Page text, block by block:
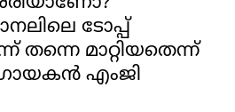
ടോപ്പ്
തന്നെ മാറ്റിയതെന്ന്
ഗായകന്‍ എംജി